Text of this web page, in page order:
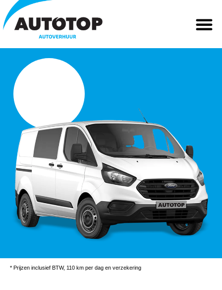
Vanaf
€ 99,-
per dag*
€ 65,-
per dag*
€
per dag*
* Prijzen inclusief BTW, 110 km per dag en verzekering